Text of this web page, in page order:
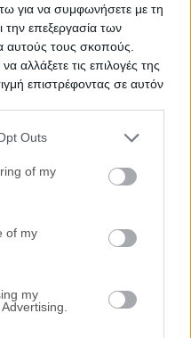
για να συμφωνήσετε με τη
την επεξεργασία των
τους σκοπούς.
αλλάξετε τις επιλογές της
επιστρέφοντας σε αυτόν
information including but
You may click to
its third-party tags to
purposes in below Google
Outs
of my
of my
my
Ημ. Διεξαγωγής:
04/09/2026
νέα ακίνητα
Βάγια
με τους
ηλεκτρονικούς
αυτό που ταιριάζει